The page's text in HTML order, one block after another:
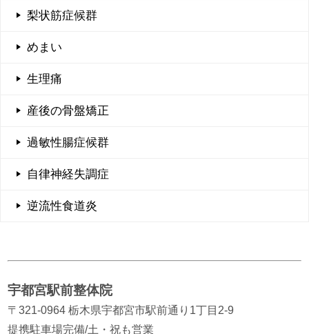
梨状筋症候群
めまい
生理痛
産後の骨盤矯正
過敏性腸症候群
自律神経失調症
逆流性食道炎
宇都宮駅前整体院
〒321-0964 栃木県宇都宮市駅前通り1丁目2-9
提携駐車場完備/土・祝も営業